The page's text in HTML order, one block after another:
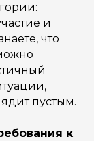
и
что
пустым.
к